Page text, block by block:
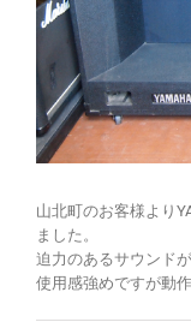
山北町のお客様より
ました。
迫力のあるサウンド
使用感強めですが動